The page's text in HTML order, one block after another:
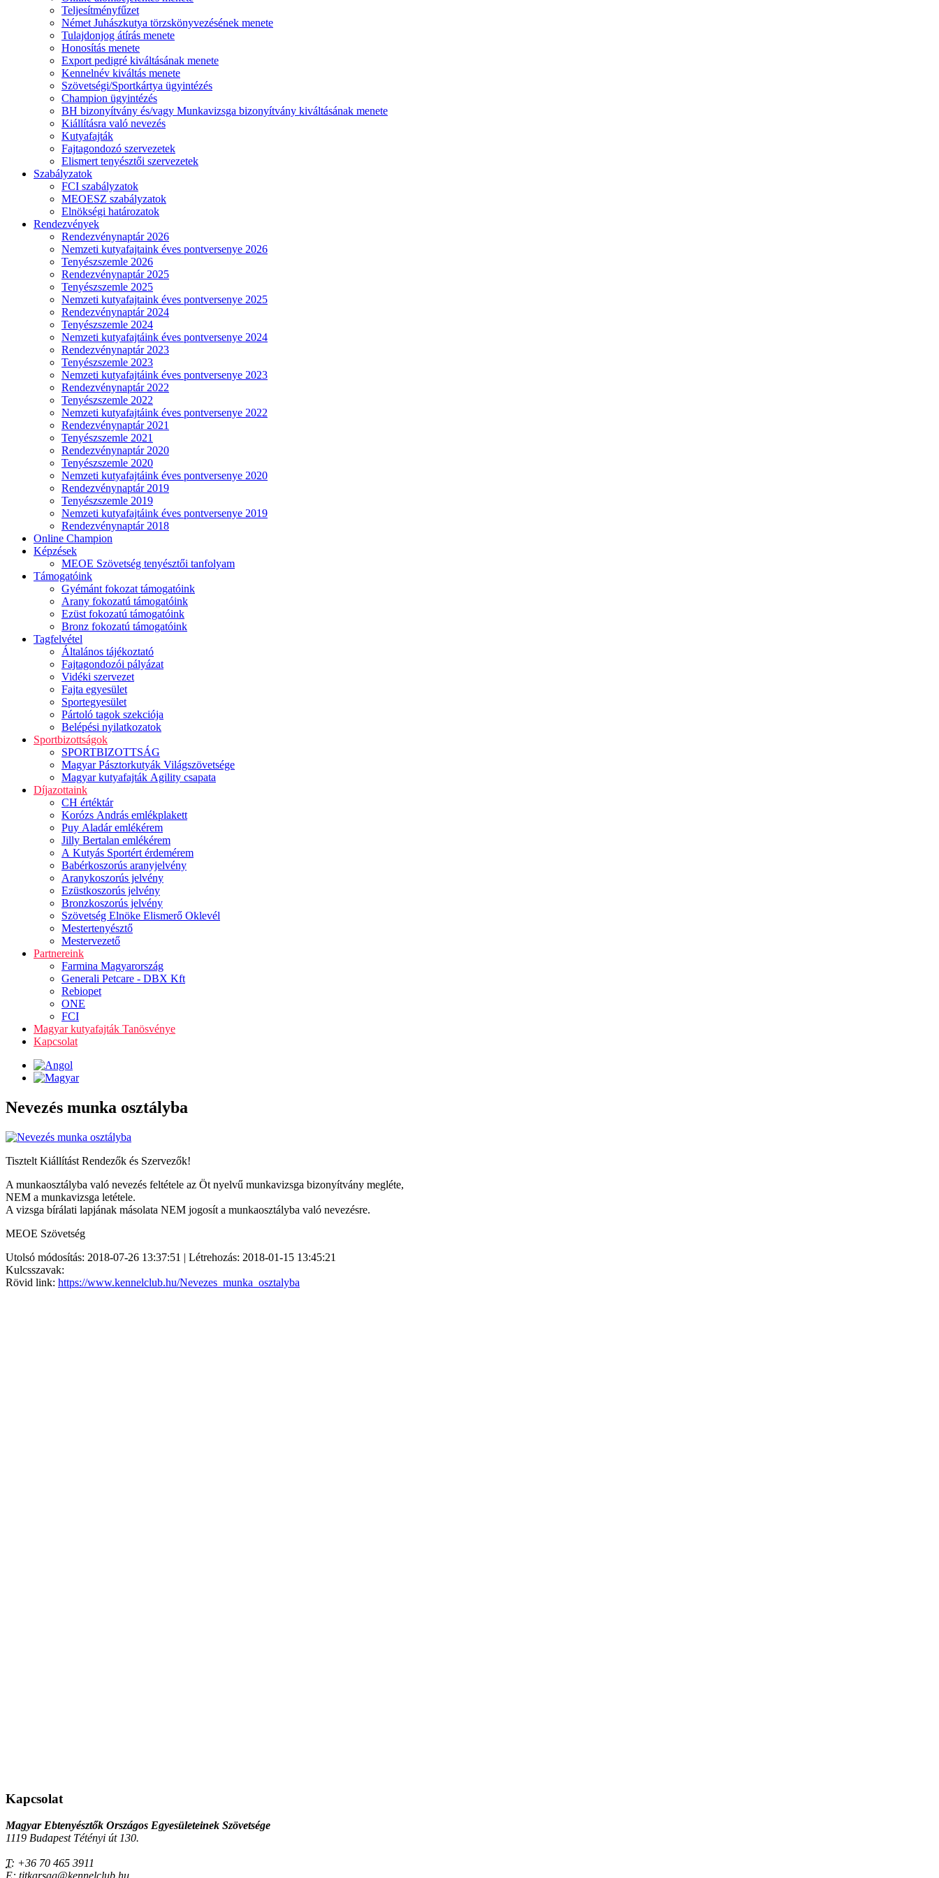
Teljesítményfűzet
Német Juhászkutya törzskönyvezésének menete
Tulajdonjog átírás menete
Honosítás menete
Export pedigré kiváltásának menete
Kennelnév kiváltás menete
Szövetségi/Sportkártya ügyintézés
Champion ügyintézés
BH bizonyítvány és/vagy Munkavizsga bizonyítvány kiváltásának menete
Kiállításra való nevezés
Kutyafajták
Fajtagondozó szervezetek
Elismert tenyésztői szervezetek
Szabályzatok
FCI szabályzatok
MEOESZ szabályzatok
Elnökségi határozatok
Rendezvények
Rendezvénynaptár 2026
Nemzeti kutyafajtaink éves pontversenye 2026
Tenyészszemle 2026
Rendezvénynaptár 2025
Tenyészszemle 2025
Nemzeti kutyafajtaink éves pontversenye 2025
Rendezvénynaptár 2024
Tenyészszemle 2024
Nemzeti kutyafajtáink éves pontversenye 2024
Rendezvénynaptár 2023
Tenyészszemle 2023
Nemzeti kutyafajtáink éves pontversenye 2023
Rendezvénynaptár 2022
Tenyészszemle 2022
Nemzeti kutyafajtáink éves pontversenye 2022
Rendezvénynaptár 2021
Tenyészszemle 2021
Rendezvénynaptár 2020
Tenyészszemle 2020
Nemzeti kutyafajtáink éves pontversenye 2020
Rendezvénynaptár 2019
Tenyészszemle 2019
Nemzeti kutyafajtáink éves pontversenye 2019
Rendezvénynaptár 2018
Online Champion
Képzések
MEOE Szövetség tenyésztői tanfolyam
Támogatóink
Gyémánt fokozat támogatóink
Arany fokozatú támogatóink
Ezüst fokozatú támogatóink
Bronz fokozatú támogatóink
Tagfelvétel
Általános tájékoztató
Fajtagondozói pályázat
Vidéki szervezet
Fajta egyesület
Sportegyesület
Pártoló tagok szekciója
Belépési nyilatkozatok
Sportbizottságok
SPORTBIZOTTSÁG
Magyar Pásztorkutyák Világszövetsége
Magyar kutyafajták Agility csapata
Díjazottaink
CH értéktár
Korózs András emlékplakett
Puy Aladár emlékérem
Jilly Bertalan emlékérem
A Kutyás Sportért érdemérem
Babérkoszorús aranyjelvény
Aranykoszorús jelvény
Ezüstkoszorús jelvény
Bronzkoszorús jelvény
Szövetség Elnöke Elismerő Oklevél
Mestertenyésztő
Mestervezető
Partnereink
Farmina Magyarország
Generali Petcare - DBX Kft
Rebiopet
ONE
FCI
Magyar kutyafajták Tanösvénye
Kapcsolat
Nevezés munka osztályba
Tisztelt Kiállítást Rendezők és Szervezők!
A munkaosztályba való nevezés feltétele az Öt nyelvű munkavizsga bizonyítvány megléte,
NEM a munkavizsga letétele.
A vizsga bírálati lapjának másolata NEM jogosít a munkaosztályba való nevezésre.
MEOE Szövetség
Utolsó módosítás: 2018-07-26 13:37:51 | Létrehozás: 2018-01-15 13:45:21
Kulcsszavak:
Rövid link: https://www.kennelclub.hu/Nevezes_munka_osztalyba
Kapcsolat
Magyar Ebtenyésztők Országos Egyesületeinek Szövetsége
1119 Budapest Tétényi út 130.
T: +36 70 465 3911